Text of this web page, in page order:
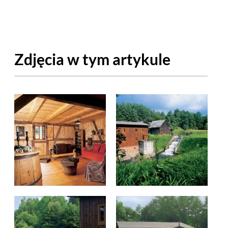
Zdjęcia w tym artykule
APTECZKA
DOMOWE
RZEMIOSŁO
ZUPY
INNE